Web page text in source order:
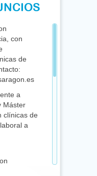
con
de
a
Máster
clínicas de
a